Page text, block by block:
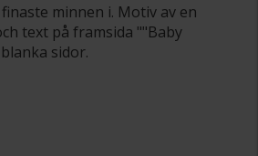
minnen i. Motiv av en
text på framsida ""Baby
sidor.